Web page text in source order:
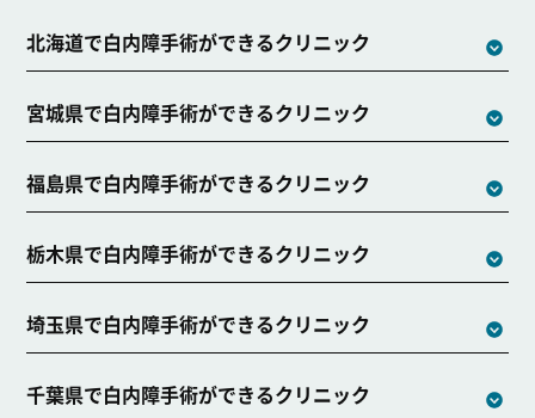
北海道で白内障手術ができるクリニック
宮城県で白内障手術ができるクリニック
福島県で白内障手術ができるクリニック
栃木県で白内障手術ができるクリニック
埼玉県で白内障手術ができるクリニック
千葉県で白内障手術ができるクリニック